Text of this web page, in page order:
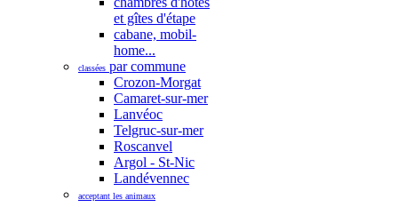
et gîtes d'étape
cabane, mobil-
home...
classées par commune
Crozon-Morgat
Camaret-sur-mer
Lanvéoc
Telgruc-sur-mer
Roscanvel
Argol - St-Nic
Landévennec
acceptant les animaux